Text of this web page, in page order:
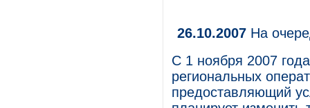
26.10.2007 На
С 1 ноября 2007
региональных
предоставляющий